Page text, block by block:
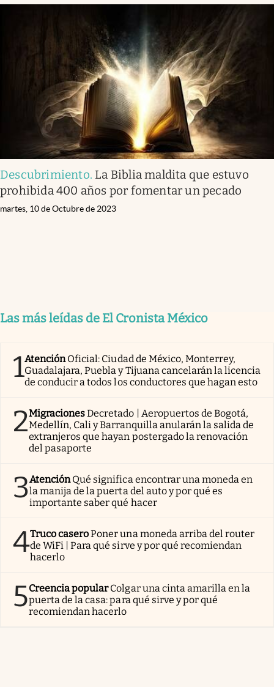
Descubrimiento. La Biblia maldita que estuvo
prohibida 400 años por fomentar un pecado
martes, 10 de Octubre de 2023
Las más leídas de El Cronista México
1AtenciónOficial: Ciudad de México, Monterrey,
Guadalajara, Puebla y Tijuana cancelarán la licencia
de conducir a todos los conductores que hagan esto
2MigracionesDecretado | Aeropuertos de Bogotá,
Medellín, Cali y Barranquilla anularán la salida de
extranjeros que hayan postergado la renovación
del pasaporte
3AtenciónQué significa encontrar una moneda en
la manija de la puerta del auto y por qué es
importante saber qué hacer
4Truco caseroPoner una moneda arriba del router
de WiFi | Para qué sirve y por qué recomiendan
hacerlo
5Creencia popularColgar una cinta amarilla en la
puerta de la casa: para qué sirve y por qué
recomiendan hacerlo